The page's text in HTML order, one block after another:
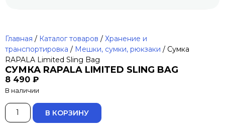
Главная / Каталог товаров / Хранение и
транспортировка / Мешки, сумки, рюкзаки / Сумка
RAPALA Limited Sling Bag
СУМКА RAPALA LIMITED SLING BAG
8 490 ₽
В наличии
В КОРЗИНУ ALTERNATIVE: